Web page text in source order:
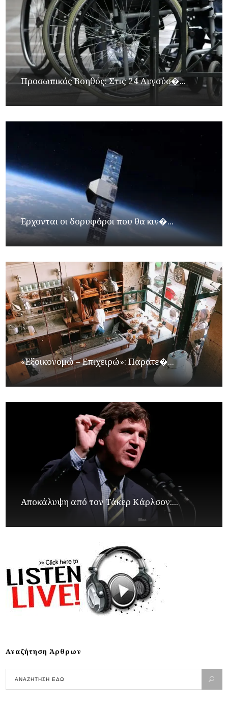
Προσωπικός Βοηθός: Στις 24 Αυγούσ�...
Ερχονται οι δορυφόροι που θα κιν�...
«Εξοικονομώ – Επιχειρώ»: Παρατε�...
Αποκάλυψη από τον Τάκερ Κάρλσον:...
Αναζήτηση Άρθρων